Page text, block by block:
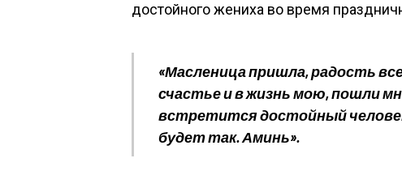
достойного жениха во время
«Масленица пришла, радость
счастье и в жизнь мою, пошли
встретится достойный
будет так. Аминь».